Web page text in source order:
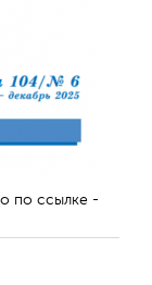
по ссылке -